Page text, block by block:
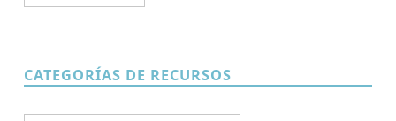
CATEGORÍAS DE RECURSOS